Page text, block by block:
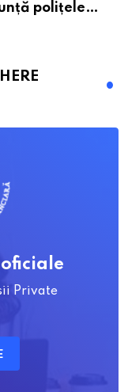
polițele
termenele
Private